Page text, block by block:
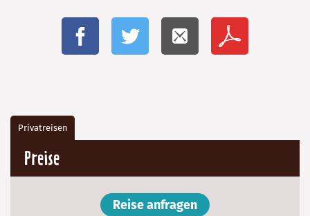
Privatreisen
Preise
Reise anfragen